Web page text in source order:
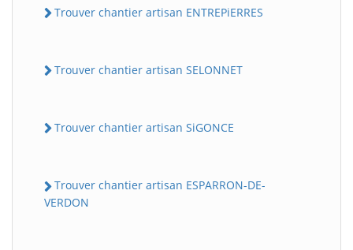
Trouver chantier artisan ENTREPiERRES
Trouver chantier artisan SELONNET
Trouver chantier artisan SiGONCE
Trouver chantier artisan ESPARRON-DE-
VERDON